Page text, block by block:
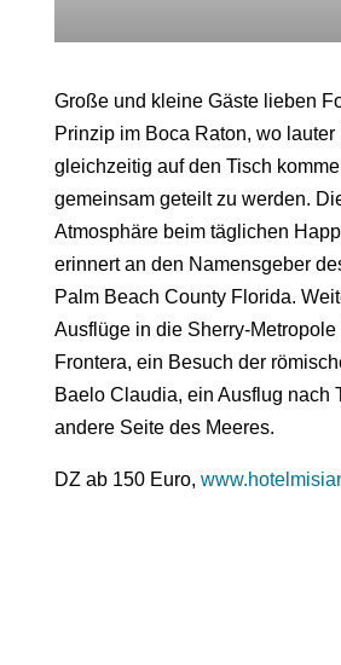
Große und kleine Gäste lieben
Prinzip im Boca Raton, wo lauter
gleichzeitig auf den Tisch
gemeinsam geteilt zu werden.
Atmosphäre beim täglichen
erinnert an den Namensgeber
Palm Beach County Florida.
Ausflüge in die Sherry-Metropole
Frontera, ein Besuch der
Baelo Claudia, ein Ausflug nach
andere Seite des Meeres.
DZ ab 150 Euro,